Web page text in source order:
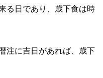
る日であり、歳下食は時
注に吉日があれば、歳下